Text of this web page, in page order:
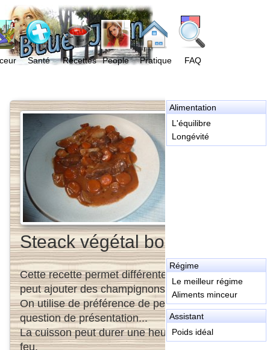
Santé Recettes People Pratique FAQ
Alimentation
L'équilibre
Longévité
Régime
Le meilleur régime
Aliments minceur
Assistant
Poids idéal
Steack végétal bourguignon
Cette recette permet différentes variations. On
peut ajouter des champignons, de l'ail...
On utilise de préférence de petits oignons,
question de présentation...
La cuisson peut durer une heure ou plus selon le
feu.